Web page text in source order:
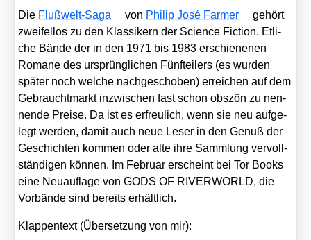
Die Fluß­welt-Saga von Phil­ip José Far­mer
gehört
zwei­fel­los zu den Klas­si­kern der Sci­ence Fic­tion. Etli­
che Bän­de der in den 1971 bis 1983 erschie­ne­nen
Roma­ne des ursprüng­li­chen Fünf­tei­lers (es wur­den
spä­ter noch wel­che nach­ge­scho­ben) errei­chen auf dem
Gebraucht­markt inzwi­schen fast schon obs­zön zu nen­
nen­de Prei­se. Da ist es erfreu­lich, wenn sie neu auf­ge­
legt wer­den, damit auch neue Leser in den Genuß der
Geschich­ten kom­men oder alte ihre Samm­lung ver­voll­
stän­di­gen kön­nen. Im Febru­ar erscheint bei Tor Books
eine Neu­auf­la­ge von GODS OF RIVERWORLD, die
Vor­bän­de sind bereits erhält­lich.
Klap­pen­text (Über­set­zung von mir):